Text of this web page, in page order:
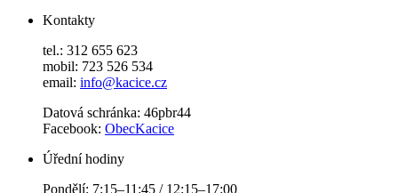
Kontakty
tel.: 312 655 623
mobil: 723 526 534
email: info@kacice.cz
Datová schránka: 46pbr44
Facebook: ObecKacice
Úřední hodiny
Pondělí: 7:15–11:45 / 12:15–17:00